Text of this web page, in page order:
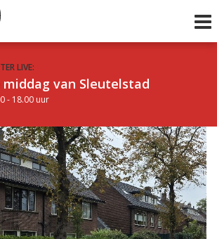
LIVE:
middag van Sleutelstad
- 18.00 uur
uur 1 van 0 Volgend uur